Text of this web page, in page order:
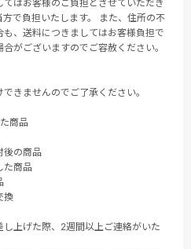
はお客様のご負担とさせていただき
で負担いたします。 また、住所の不
、送料につきましてはお客様負担で
がございますのでご容赦ください。
きませんのでご了承ください。
商品
後の商品
た商品
換
上げた際、2週間以上ご連絡がいた